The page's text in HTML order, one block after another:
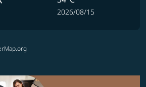
2026/08/15